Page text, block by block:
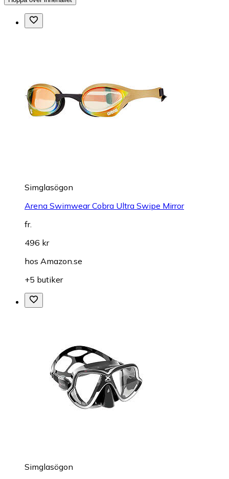
Simglasögon
Arena Swimwear Cobra Ultra Swipe Mirror
fr.
496 kr
hos Amazon.se
+5 butiker
Simglasögon